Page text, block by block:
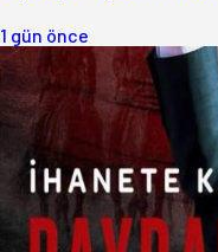
1 gün önce